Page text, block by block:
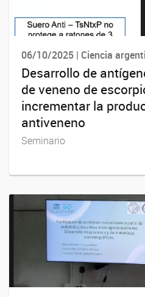
06/10/2025 | Ciencia
Desarrollo de
de veneno de
incrementar la
antiveneno
Seminario